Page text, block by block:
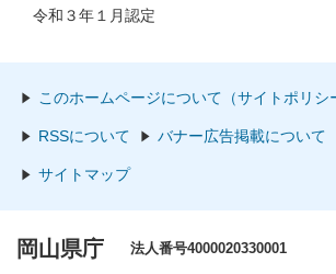
令和３年１月認定
このホームページについて（サイトポリシ
RSSについて バナー広告掲載について
サイトマップ
岡山県庁 法人番号4000020330001